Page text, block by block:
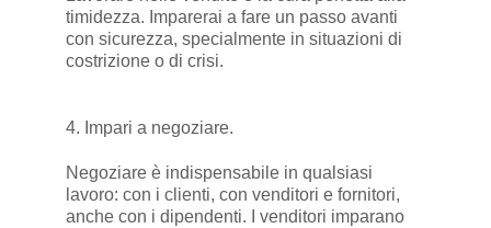
timidezza. Imparerai a fare un passo avanti
con sicurezza, specialmente in situazioni di
costrizione o di crisi.
4. Impari a negoziare.
Negoziare è indispensabile in qualsiasi
lavoro: con i clienti, con venditori e fornitori,
anche con i dipendenti. I venditori imparano